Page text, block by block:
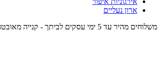
ארון נעליים
משלוחים מהיר עד 5 ימי עסקים לביתך - קנייה מאובטחת